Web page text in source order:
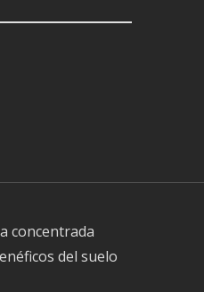
concentrada
del suelo